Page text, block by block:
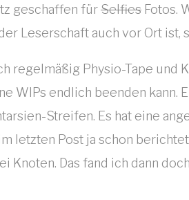
geschaffen fürSelfies Fotos.
Leserschaft auch vor Ort ist,
Physio-Tape und
WIPs endlich beenden kann.
Streifen. Es hat eine
letzten Post ja schon
Das fand ich dann